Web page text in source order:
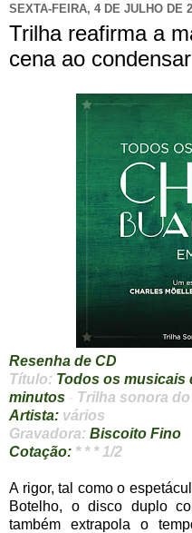
SEXTA-FEIRA, 4 DE JULHO DE
Trilha reafirma a
cena ao
Resenha de CD
Título: Todos os musicais
minutos
Trilha sonora
Artista: vários
Gravadora: Biscoito Fino
Cotação: * * * 1/2
A rigor, tal como o
Botelho, o disco duplo
também extrapola o